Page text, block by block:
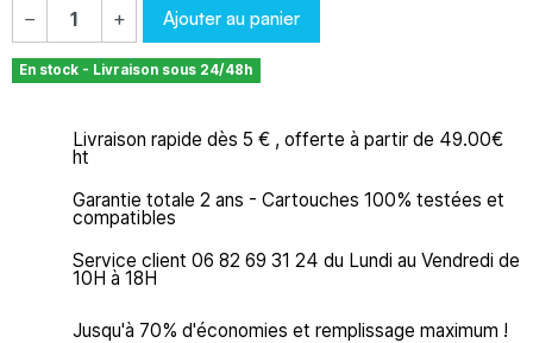
− + Ajouter au panier
En stock - Livraison sous 24/48h
Livraison rapide dès 5 € , offerte à partir de 49.00€
ht
Garantie totale 2 ans - Cartouches 100% testées et
compatibles
Service client 06 82 69 31 24 du Lundi au Vendredi de
10H à 18H
Jusqu'à 70% d'économies et remplissage maximum !